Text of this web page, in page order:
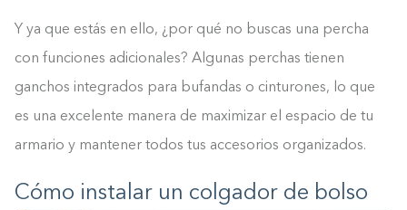
Y ya que estás en ello, ¿por qué no buscas una percha
con funciones adicionales? Algunas perchas tienen
ganchos integrados para bufandas o cinturones, lo que
es una excelente manera de maximizar el espacio de tu
armario y mantener todos tus accesorios organizados.
Cómo instalar un colgador de bolso